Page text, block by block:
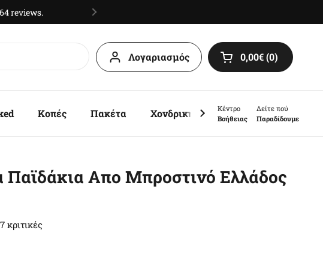
reviews.
Λογαριασμός Άνοιγμα
0,00€ 0
Κοπές Πακέτα Χονδρική Sales
Κέντρο
Βοήθειας
Δείτε πού
Παραδίδουμε
Παϊδάκια Απο Μπροστινό Ελλάδος
κριτικές